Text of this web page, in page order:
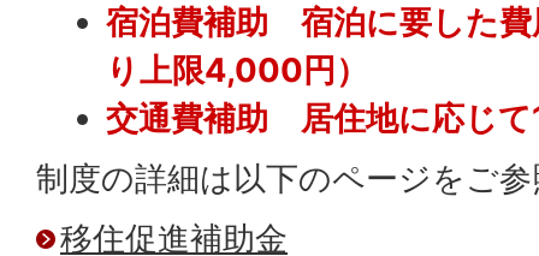
宿泊費補助 宿泊に要した費
り上限4,000円）
交通費補助 居住地に応じ
制度の詳細は以下のページをご
移住促進補助金